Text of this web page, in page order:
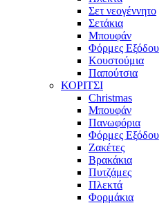
Σετ νεογέννητο
Σετάκια
Μπουφάν
Φόρμες Εξόδου
Κουστούμια
Παπούτσια
ΚΟΡΙΤΣΙ
Christmas
Μπουφάν
Πανωφόρια
Φόρμες Εξόδου
Ζακέτες
Βρακάκια
Πυτζάμες
Πλεκτά
Φορμάκια